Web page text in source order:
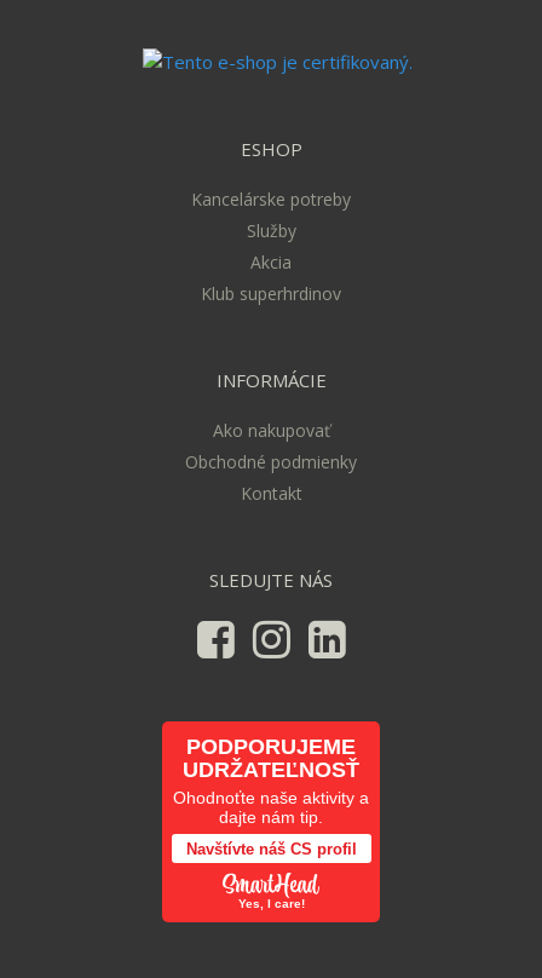
ESHOP
Kancelárske potreby
Služby
Akcia
Klub superhrdinov
INFORMÁCIE
Ako nakupovať
Obchodné podmienky
Kontakt
SLEDUJTE NÁS
PODPORUJEME
UDRŽATEĽNOSŤ
Ohodnoťte naše aktivity a
dajte nám tip.
Navštívte náš CS profil
Yes, I care!